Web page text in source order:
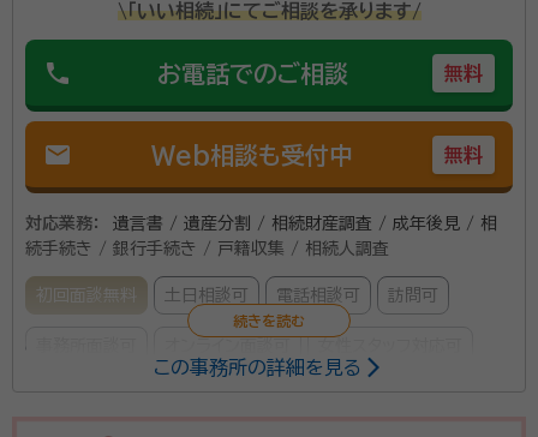
\「いい相続」にてご相談を承ります/
phone お電話でのご相談 無料
mail Web相談も受付中 無料
対応業務：
遺言書 / 遺産分割 / 相続財産調査 / 成年後見 / 相
続手続き / 銀行手続き / 戸籍収集 / 相続人調査
初回面談無料 土日相談可 電話相談可 訪問可
この事務所の詳細を見る